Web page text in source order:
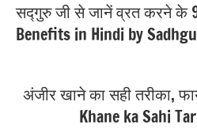
सद्गुरु जी से जानें व्रत करने के
Benefits in Hindi by
अंजीर खाने का सही तरीका,
Khane ka Sahi